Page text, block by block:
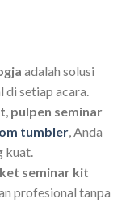
adalah solusi
di setiap acara.
, pulpen seminar
tumbler, Anda
kuat.
seminar kit
profesional tanpa